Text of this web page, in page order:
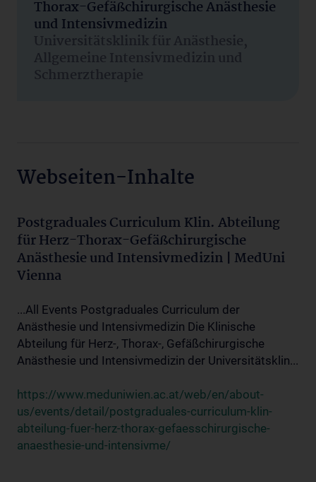
Thorax-Gefäßchirurgische Anästhesie
und Intensivmedizin
Universitätsklinik für Anästhesie,
Allgemeine Intensivmedizin und
Schmerztherapie
Webseiten-Inhalte
Postgraduales Curriculum Klin. Abteilung
für Herz-Thorax-Gefäßchirurgische
Anästhesie und Intensivmedizin | MedUni
Vienna
...All Events Postgraduales Curriculum der
Anästhesie und Intensivmedizin Die Klinische
Abteilung für Herz-, Thorax-, Gefäßchirurgische
Anästhesie und Intensivmedizin der Universitätsklin...
https://www.meduniwien.ac.at/web/en/about-
us/events/detail/postgraduales-curriculum-klin-
abteilung-fuer-herz-thorax-gefaesschirurgische-
anaesthesie-und-intensivme/